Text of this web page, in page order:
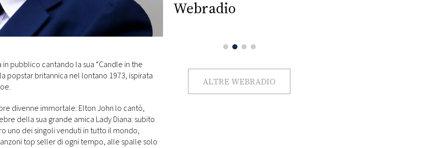
pubblico cantando la sua “Candle in the
popstar britannica nel lontano 1973, ispirata
divenne immortale: Elton John lo cantò,
della sua grande amica Lady Diana: subito
uno dei singoli venduti in tutto il mondo,
top seller di ogni tempo, alle spalle solo
Webradio
ALTRE WEBRADIO